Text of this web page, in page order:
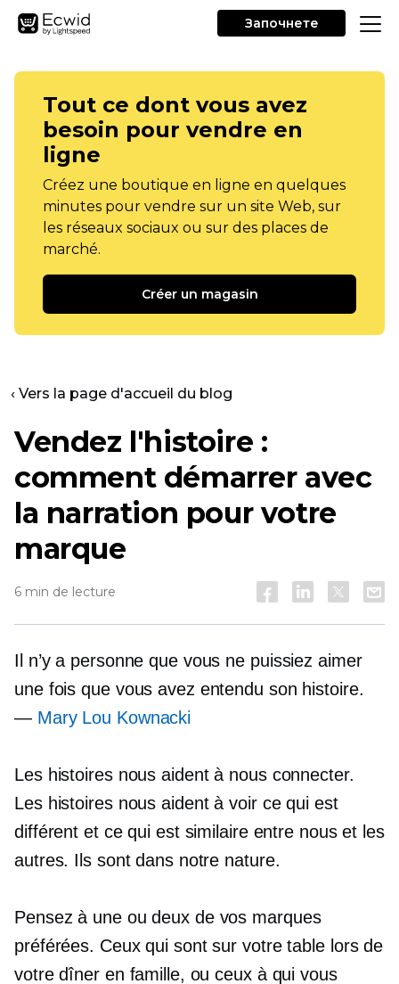
Започнете
Tout ce dont vous avez
besoin pour vendre en
ligne
Créez une boutique en ligne en quelques
minutes pour vendre sur un site Web, sur
les réseaux sociaux ou sur des places de
marché.
Créer un magasin
‹ Vers la page d'accueil du blog
Vendez l'histoire :
comment démarrer avec
la narration pour votre
marque
6 min de lecture
Il n’y a personne que vous ne puissiez aimer
une fois que vous avez entendu son histoire.
— Mary Lou Kownacki
Les histoires nous aident à nous connecter.
Les histoires nous aident à voir ce qui est
différent et ce qui est similaire entre nous et les
autres. Ils sont dans notre nature.
Pensez à une ou deux de vos marques
préférées. Ceux qui sont sur votre table lors de
votre dîner en famille, ou ceux à qui vous